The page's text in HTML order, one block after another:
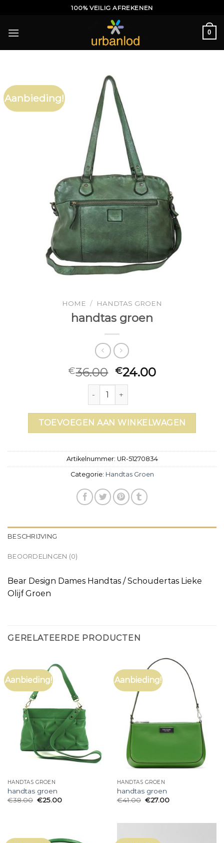
inhoud
100% VEILIG AFREKENEN
0
Aanbieding!
HOME / HANDTAS GROEN
handtas groen
€36.00 €24.00
handtas groen aantal
TOEVOEGEN AAN WINKELWAGEN
Artikelnummer: UR-51270834
Categorie: Handtas Groen
BESCHRIJVING
BEOORDELINGEN (0)
Bear Design Dames Handtas / Schoudertas Lieke
Olijf Groen
GERELATEERDE PRODUCTEN
Aanbieding!
HANDTAS GROEN
handtas groen
€38.00 €25.00
Aanbieding!
HANDTAS GROEN
handtas groen
€41.00 €27.00